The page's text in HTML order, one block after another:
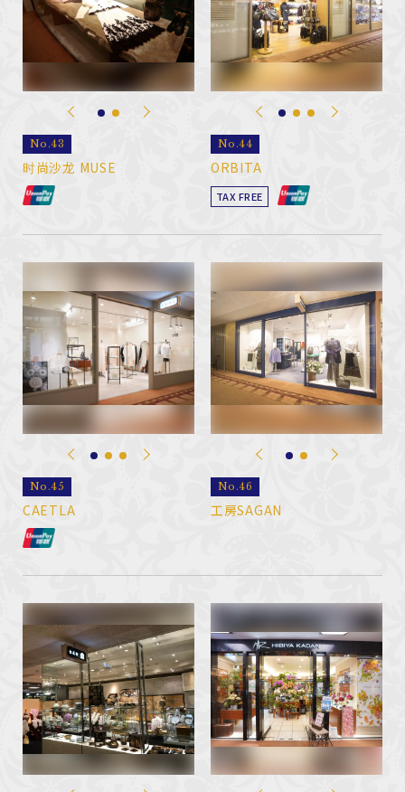
No.43
时尚沙龙 MUSE
No.44
ORBITA
TAX FREE
No.45
CAETLA
No.46
工房SAGAN